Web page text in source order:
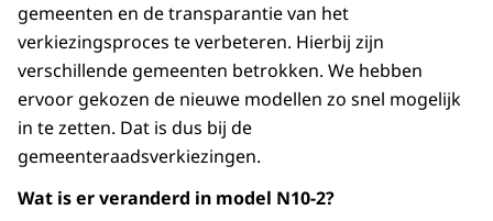
gemeenten en de transparantie van het
verkiezingsproces te verbeteren. Hierbij zijn
verschillende gemeenten betrokken. We hebben
ervoor gekozen de nieuwe modellen zo snel mogelijk
in te zetten. Dat is dus bij de
gemeenteraadsverkiezingen.
Wat is er veranderd in model N10-2?